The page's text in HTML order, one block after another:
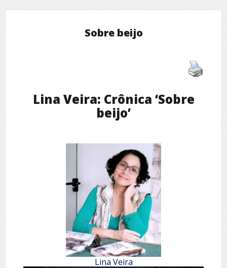
Sobre beijo
Lina Veira: Crônica ‘Sobre
beijo’
Lina Veira